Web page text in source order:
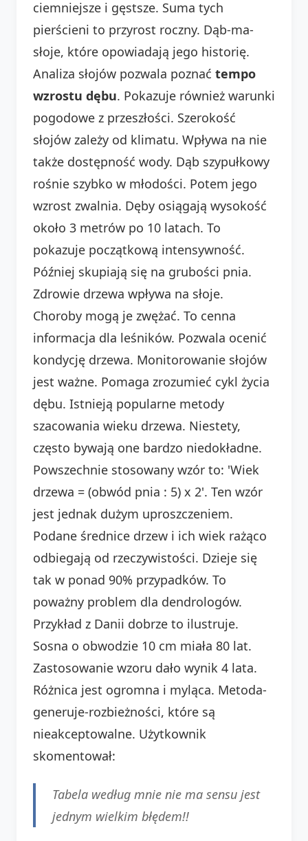
ciemniejsze i gęstsze. Suma tych
pierścieni to przyrost roczny. Dąb-ma-
słoje, które opowiadają jego historię.
Analiza słojów pozwala poznać tempo
wzrostu dębu. Pokazuje również warunki
pogodowe z przeszłości. Szerokość
słojów zależy od klimatu. Wpływa na nie
także dostępność wody. Dąb szypułkowy
rośnie szybko w młodości. Potem jego
wzrost zwalnia. Dęby osiągają wysokość
około 3 metrów po 10 latach. To
pokazuje początkową intensywność.
Później skupiają się na grubości pnia.
Zdrowie drzewa wpływa na słoje.
Choroby mogą je zwężać. To cenna
informacja dla leśników. Pozwala ocenić
kondycję drzewa. Monitorowanie słojów
jest ważne. Pomaga zrozumieć cykl życia
dębu. Istnieją popularne metody
szacowania wieku drzewa. Niestety,
często bywają one bardzo niedokładne.
Powszechnie stosowany wzór to: 'Wiek
drzewa = (obwód pnia : 5) x 2'. Ten wzór
jest jednak dużym uproszczeniem.
Podane średnice drzew i ich wiek rażąco
odbiegają od rzeczywistości. Dzieje się
tak w ponad 90% przypadków. To
poważny problem dla dendrologów.
Przykład z Danii dobrze to ilustruje.
Sosna o obwodzie 10 cm miała 80 lat.
Zastosowanie wzoru dało wynik 4 lata.
Różnica jest ogromna i myląca. Metoda-
generuje-rozbieżności, które są
nieakceptowalne. Użytkownik
skomentował:
Tabela według mnie nie ma sensu jest
jednym wielkim błędem!!